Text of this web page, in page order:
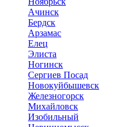
Ачинск
Бердск
Арзамас
Елец
Элиста
Ногинск
Сергиев Посад
Новокуйбышевск
Железногорск
Михайловск
Изобильный